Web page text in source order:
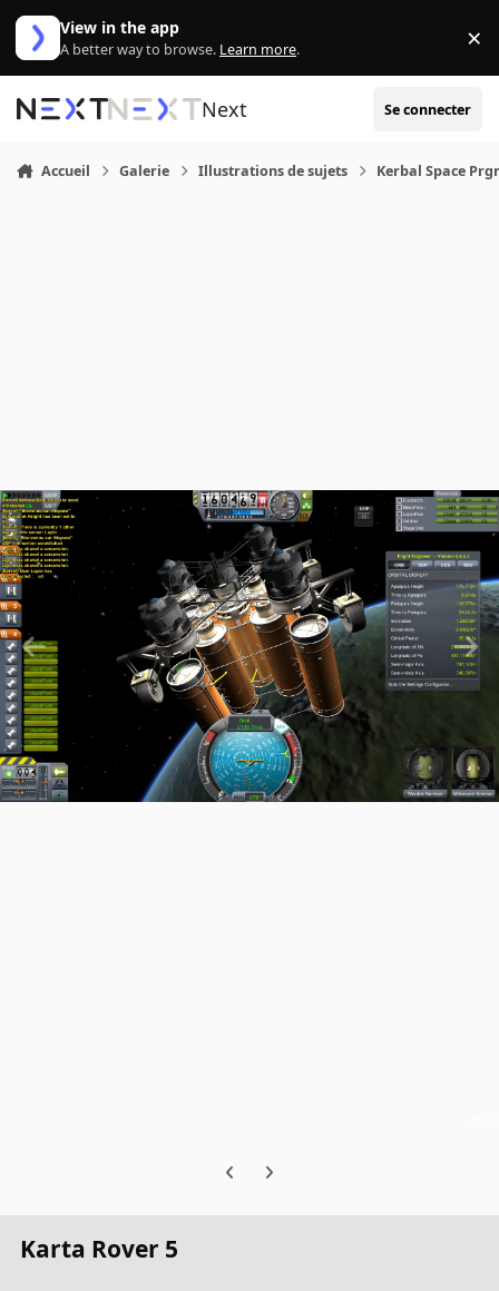
Aller au contenu
View in the app
A better way to browse. Learn more. ×
Next Se connecter
Accueil Galerie Illustrations de sujets Kerbal Space
Previous carousel slide
Next carousel slide
Karta Rover 5